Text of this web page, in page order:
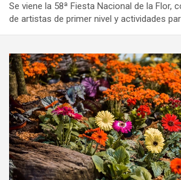
Se viene la 58ª Fiesta Nacional de la Flor,
de artistas de primer nivel y actividades